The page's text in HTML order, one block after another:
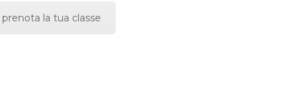
prenota la tua classe